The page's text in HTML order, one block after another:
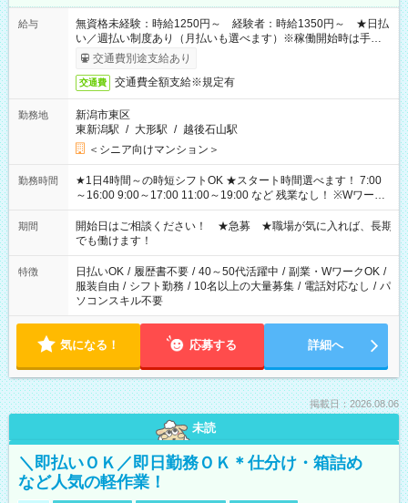
給与
無資格未経験：時給1250円～ 経験者：時給1350円～ ★日払
い／週払い制度あり（月払いも選べます）※稼働開始時は手続き
完了次第のお支払いとなります。
交通費別途支給あり
交通費 交通費全額支給※規定有
勤務地
新潟市東区
東新潟駅 / 大形駅 / 越後石山駅
＜シニア向けマンション＞
勤務時間
★1日4時間～の時短シフトOK ★スタート時間選べます！ 7:00
～16:00 9:00～17:00 11:00～19:00 など 残業なし！ ※Wワーク
の場合、他のお仕事と合わせ週40時間超の就業はご案内できま
せん ※法令に基づき、週20時間以上勤務は社会保険への加入対
象となります ※労働者派遣法（日雇い派遣の原則禁止）によ
り、短時間・短期間の就業はご案内が難しい場合があります
期間
開始日はご相談ください！ ★急募 ★職場が気に入れば、長期
でも働けます！
特徴 日払いOK / 履歴書不要 / 40～50代活躍中 / 副業・WワークOK /
服装自由 / シフト勤務 / 10名以上の大量募集 / 電話対応なし / パ
ソコンスキル不要
気になる！ 応募する 詳細へ
掲載日：2026.08.06
未読
＼即払いＯＫ／即日勤務ＯＫ＊仕分け・箱詰め
など人気の軽作業！